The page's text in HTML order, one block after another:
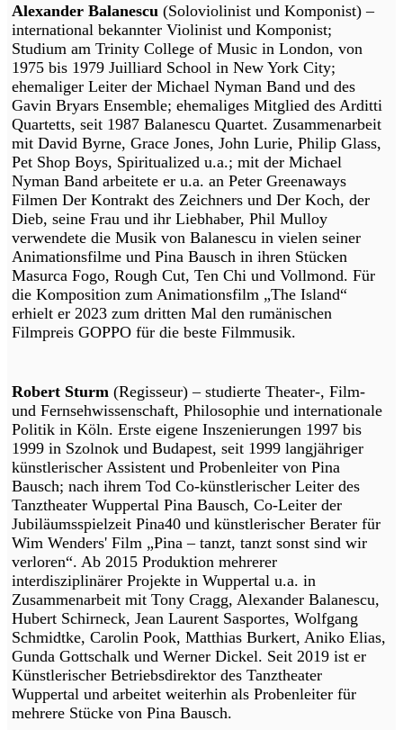
Alexander Balanescu (Soloviolinist und Komponist) –
international bekannter Violinist und Komponist;
Studium am Trinity College of Music in London, von
1975 bis 1979 Juilliard School in New York City;
ehemaliger Leiter der Michael Nyman Band und des
Gavin Bryars Ensemble; ehemaliges Mitglied des Arditti
Quartetts, seit 1987 Balanescu Quartet. Zusammenarbeit
mit David Byrne, Grace Jones, John Lurie, Philip Glass,
Pet Shop Boys, Spiritualized u.a.; mit der Michael
Nyman Band arbeitete er u.a. an Peter Greenaways
Filmen Der Kontrakt des Zeichners und Der Koch, der
Dieb, seine Frau und ihr Liebhaber, Phil Mulloy
verwendete die Musik von Balanescu in vielen seiner
Animationsfilme und Pina Bausch in ihren Stücken
Masurca Fogo, Rough Cut, Ten Chi und Vollmond. Für
die Komposition zum Animationsfilm „The Island“
erhielt er 2023 zum dritten Mal den rumänischen
Filmpreis GOPPO für die beste Filmmusik.
Robert Sturm (Regisseur) – studierte Theater-, Film-
und Fernsehwissenschaft, Philosophie und internationale
Politik in Köln. Erste eigene Inszenierungen 1997 bis
1999 in Szolnok und Budapest, seit 1999 langjähriger
künstlerischer Assistent und Probenleiter von Pina
Bausch; nach ihrem Tod Co-künstlerischer Leiter des
Tanztheater Wuppertal Pina Bausch, Co-Leiter der
Jubiläumsspielzeit Pina40 und künstlerischer Berater für
Wim Wenders' Film „Pina – tanzt, tanzt sonst sind wir
verloren“. Ab 2015 Produktion mehrerer
interdisziplinärer Projekte in Wuppertal u.a. in
Zusammenarbeit mit Tony Cragg, Alexander Balanescu,
Hubert Schirneck, Jean Laurent Sasportes, Wolfgang
Schmidtke, Carolin Pook, Matthias Burkert, Aniko Elias,
Gunda Gottschalk und Werner Dickel. Seit 2019 ist er
Künstlerischer Betriebsdirektor des Tanztheater
Wuppertal und arbeitet weiterhin als Probenleiter für
mehrere Stücke von Pina Bausch.